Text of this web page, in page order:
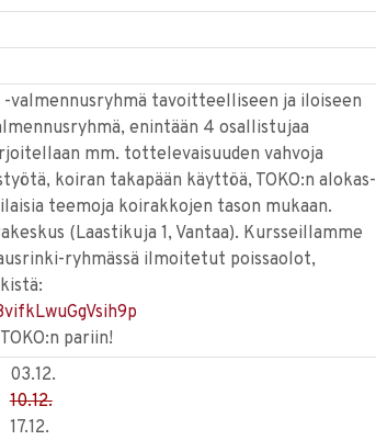
-valmennusryhmä tavoitteelliseen ja iloiseen
enintään 4 osallistujaa
mm. tottelevaisuuden vahvoja
koiran takapään käyttöä, TOKO:n alokas-
teemoja koirakkojen tason mukaan.
(Laastikuja 1, Vantaa). Kursseillamme
ryhmässä ilmoitetut poissaolot,
pariin!
03.12.
10.12.
17.12.